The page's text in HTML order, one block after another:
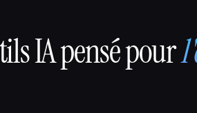
IA pensé pour